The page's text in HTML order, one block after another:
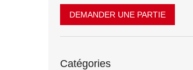
DEMANDER UNE PARTIE
les
Catégories